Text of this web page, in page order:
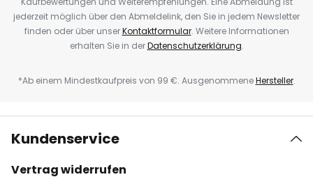
jederzeit möglich über den Abmeldelink, den Sie in jedem Newsletter
finden oder über unserKontaktformular. Weitere Informationen
erhalten Sie in derDatenschutzerklärung.
*Ab einem Mindestkaufpreis von 99 €. AusgenommeneHersteller.
Kundenservice
Vertrag widerrufen